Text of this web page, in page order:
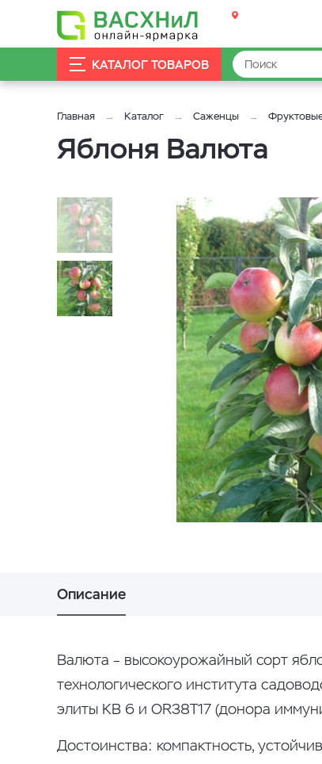
КАТАЛОГ ТОВАРОВ
Главная Каталог Саженцы
Яблоня Валюта
Описание
Валюта – высокоурожайный сорт
технологического института
элиты КВ 6 и OR38T17 (донора
Достоинства: компактность,